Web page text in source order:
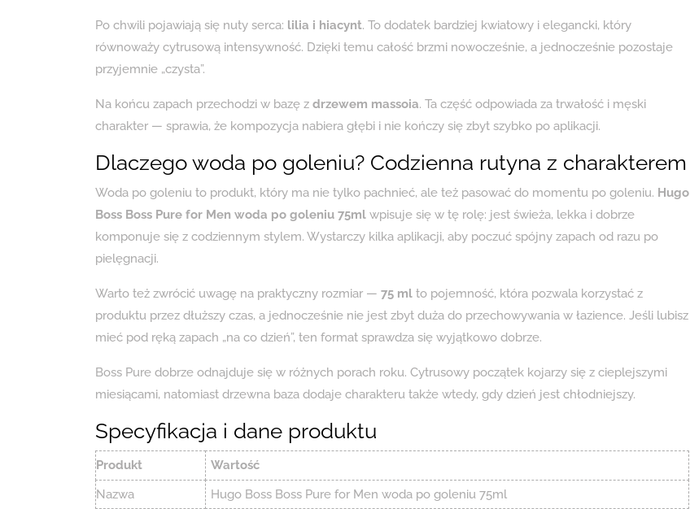
Po chwili pojawiają się nuty serca: lilia i hiacynt. To dodatek bardziej kwiatowy i elegancki, który
równoważy cytrusową intensywność. Dzięki temu całość brzmi nowocześnie, a jednocześnie pozostaje
przyjemnie „czysta”.
Na końcu zapach przechodzi w bazę z drzewem massoia. Ta część odpowiada za trwałość i męski
charakter — sprawia, że kompozycja nabiera głębi i nie kończy się zbyt szybko po aplikacji.
Dlaczego woda po goleniu? Codzienna rutyna z charakterem
Woda po goleniu to produkt, który ma nie tylko pachnieć, ale też pasować do momentu po goleniu. Hugo
Boss Boss Pure for Men woda po goleniu 75ml wpisuje się w tę rolę: jest świeża, lekka i dobrze
komponuje się z codziennym stylem. Wystarczy kilka aplikacji, aby poczuć spójny zapach od razu po
pielęgnacji.
Warto też zwrócić uwagę na praktyczny rozmiar — 75 ml to pojemność, która pozwala korzystać z
produktu przez dłuższy czas, a jednocześnie nie jest zbyt duża do przechowywania w łazience. Jeśli lubisz
mieć pod ręką zapach „na co dzień”, ten format sprawdza się wyjątkowo dobrze.
Boss Pure dobrze odnajduje się w różnych porach roku. Cytrusowy początek kojarzy się z cieplejszymi
miesiącami, natomiast drzewna baza dodaje charakteru także wtedy, gdy dzień jest chłodniejszy.
Specyfikacja i dane produktu
Produkt
Wartość
Nazwa
Hugo Boss Boss Pure for Men woda po goleniu 75ml